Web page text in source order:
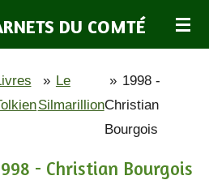
DU COMTÉ
» Le
Silmarillion
» 1998 -
Christian
Bourgois
- Christian Bourgois